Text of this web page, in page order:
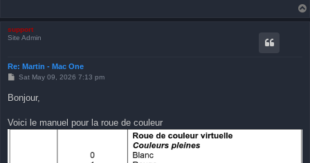
support
Site Admin
Re: Martin - Mac One
P
t
Sat May 09, 2026 7:13 pm
Bonjour,
Voici le manuel pour la roue de couleur